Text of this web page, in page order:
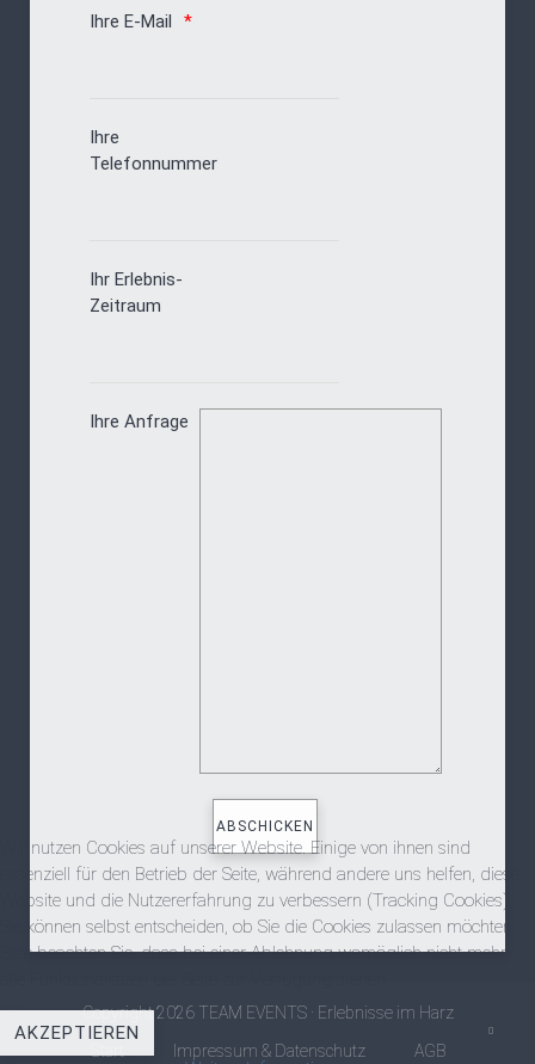
Ihre E-Mail
Ihre
Telefonnummer
Ihr Erlebnis-
Zeitraum
Ihre Anfrage
Copyright 2026 TEAM EVENTS · Erlebnisse im Harz
Impressum & Datenschutz AGB
Wir nutzen Cookies auf unserer Website. Einige von ihnen sind
essenziell für den Betrieb der Seite, während andere uns helfen, diese
Website und die Nutzererfahrung zu verbessern (Tracking Cookies).
Sie können selbst entscheiden, ob Sie die Cookies zulassen möchten.
Bitte beachten Sie, dass bei einer Ablehnung womöglich nicht mehr
AKZEPTIEREN